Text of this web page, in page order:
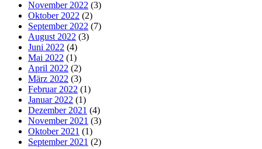
November 2022 (3)
Oktober 2022 (2)
September 2022 (7)
August 2022 (3)
Juni 2022 (4)
Mai 2022 (1)
April 2022 (2)
März 2022 (3)
Februar 2022 (1)
Januar 2022 (1)
Dezember 2021 (4)
November 2021 (3)
Oktober 2021 (1)
September 2021 (2)